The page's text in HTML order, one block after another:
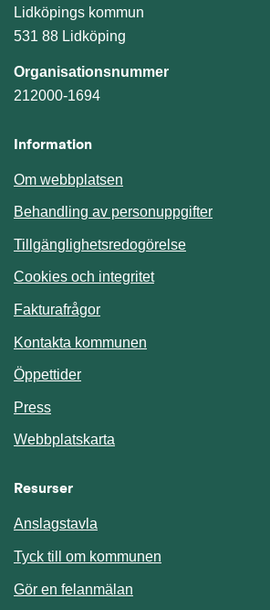
Lidköpings kommun
531 88 Lidköping
Organisationsnummer
212000-1694
Information
Om webbplatsen
Behandling av personuppgifter
Tillgänglighetsredogörelse
Cookies och integritet
Fakturafrågor
Kontakta kommunen
Öppettider
Press
Webbplatskarta
Resurser
Anslagstavla
Tyck till om kommunen
Gör en felanmälan